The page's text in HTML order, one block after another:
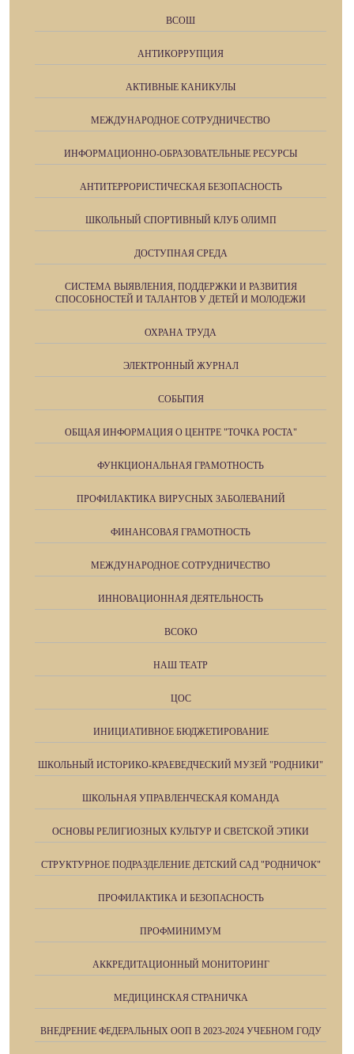
ВСОШ
АНТИКОРРУПЦИЯ
АКТИВНЫЕ КАНИКУЛЫ
МЕЖДУНАРОДНОЕ СОТРУДНИЧЕСТВО
ИНФОРМАЦИОННО-ОБРАЗОВАТЕЛЬНЫЕ РЕСУРСЫ
АНТИТЕРРОРИСТИЧЕСКАЯ БЕЗОПАСНОСТЬ
ШКОЛЬНЫЙ СПОРТИВНЫЙ КЛУБ ОЛИМП
ДОСТУПНАЯ СРЕДА
СИСТЕМА ВЫЯВЛЕНИЯ, ПОДДЕРЖКИ И РАЗВИТИЯ
СПОСОБНОСТЕЙ И ТАЛАНТОВ У ДЕТЕЙ И МОЛОДЕЖИ
ОХРАНА ТРУДА
ЭЛЕКТРОННЫЙ ЖУРНАЛ
СОБЫТИЯ
ОБЩАЯ ИНФОРМАЦИЯ О ЦЕНТРЕ "ТОЧКА РОСТА"
ФУНКЦИОНАЛЬНАЯ ГРАМОТНОСТЬ
ПРОФИЛАКТИКА ВИРУСНЫХ ЗАБОЛЕВАНИЙ
ФИНАНСОВАЯ ГРАМОТНОСТЬ
МЕЖДУНАРОДНОЕ СОТРУДНИЧЕСТВО
ИННОВАЦИОННАЯ ДЕЯТЕЛЬНОСТЬ
ВСОКО
НАШ ТЕАТР
ЦОС
ИНИЦИАТИВНОЕ БЮДЖЕТИРОВАНИЕ
ШКОЛЬНЫЙ ИСТОРИКО-КРАЕВЕДЧЕСКИЙ МУЗЕЙ "РОДНИКИ"
ШКОЛЬНАЯ УПРАВЛЕНЧЕСКАЯ КОМАНДА
ОСНОВЫ РЕЛИГИОЗНЫХ КУЛЬТУР И СВЕТСКОЙ ЭТИКИ
СТРУКТУРНОЕ ПОДРАЗДЕЛЕНИЕ ДЕТСКИЙ САД "РОДНИЧОК"
ПРОФИЛАКТИКА И БЕЗОПАСНОСТЬ
ПРОФМИНИМУМ
АККРЕДИТАЦИОННЫЙ МОНИТОРИНГ
МЕДИЦИНСКАЯ СТРАНИЧКА
ВНЕДРЕНИЕ ФЕДЕРАЛЬНЫХ ООП В 2023-2024 УЧЕБНОМ ГОДУ